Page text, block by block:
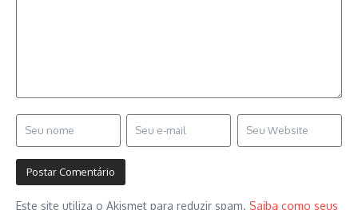
Este site utiliza o Akismet para reduzir spam. Saiba como seus